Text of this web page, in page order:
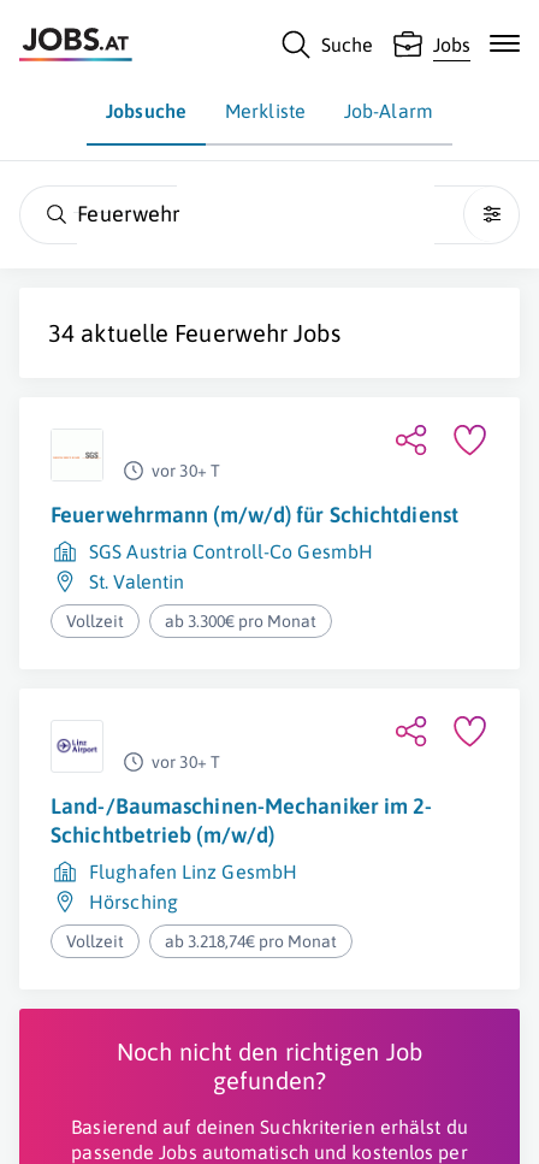
Suche Jobs
Jobsuche Merkliste Job-Alarm
Feuerwehr
34 aktuelle Feuerwehr Jobs
vor 30+ T
Feuerwehrmann (m/w/d) für Schichtdienst
SGS Austria Controll-Co GesmbH
St. Valentin
Vollzeit ab 3.300€ pro Monat
vor 30+ T
Land-/Baumaschinen-Mechaniker im 2-
Schichtbetrieb (m/w/d)
Flughafen Linz GesmbH
Hörsching
Vollzeit ab 3.218,74€ pro Monat
Noch nicht den richtigen Job
gefunden?
Basierend auf deinen Suchkriterien erhälst du
passende Jobs automatisch und kostenlos per